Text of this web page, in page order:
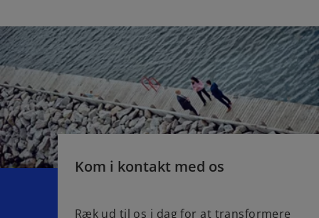
Kom i kontakt med os
Ræk ud til os i dag for at transformere